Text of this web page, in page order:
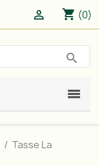
shopping_cart (0)

Tasse La